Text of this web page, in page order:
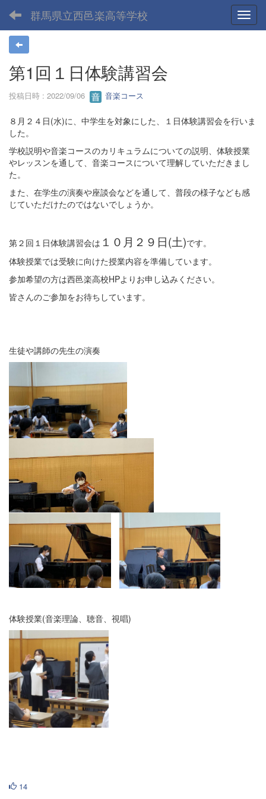
群馬県立西邑楽高等学校
第1回１日体験講習会
投稿日時 : 2022/09/06 音楽コース
８月２４日(水)に、中学生を対象にした、１日体験講習会を行いま
した。
学校説明や音楽コースのカリキュラムについての説明、体験授業
やレッスンを通して、音楽コースについて理解していただきまし
た。
また、在学生の演奏や座談会などを通して、普段の様子なども感
じていただけたのではないでしょうか。
第２回１日体験講習会は １０月２９日(土)です。
体験授業では受験に向けた授業内容を準備しています。
参加希望の方は西邑楽高校HPよりお申し込みください。
皆さんのご参加をお待ちしています。
生徒や講師の先生の演奏
体験授業(音楽理論、聴音、視唱)
14